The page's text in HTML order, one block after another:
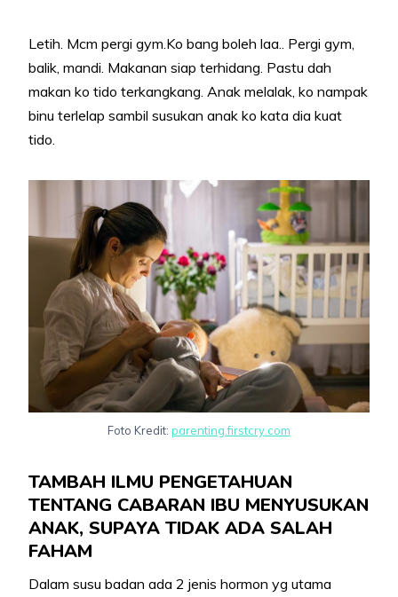
Letih. Mcm pergi gym.Ko bang boleh laa.. Pergi gym,
balik, mandi. Makanan siap terhidang. Pastu dah
makan ko tido terkangkang. Anak melalak, ko nampak
binu terlelap sambil susukan anak ko kata dia kuat
tido.
Foto Kredit: parenting.firstcry.com
TAMBAH ILMU PENGETAHUAN
TENTANG CABARAN IBU MENYUSUKAN
ANAK, SUPAYA TIDAK ADA SALAH
FAHAM
Dalam susu badan ada 2 jenis hormon yg utama